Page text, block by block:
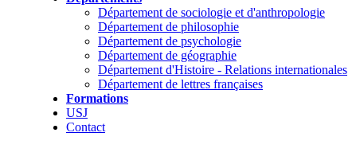
Département de sociologie et d'anthropologie
Département de philosophie
Département de psychologie
Département de géographie
Département d'Histoire - Relations internationales
Département de lettres françaises
Formations
USJ
Contact